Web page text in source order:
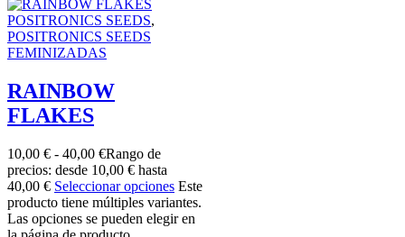
POSITRONICS SEEDS,
POSITRONICS SEEDS
FEMINIZADAS
RAINBOW
FLAKES
10,00 € - 40,00 €Rango de
precios: desde 10,00 € hasta
40,00 € Seleccionar opciones Este
producto tiene múltiples variantes.
Las opciones se pueden elegir en